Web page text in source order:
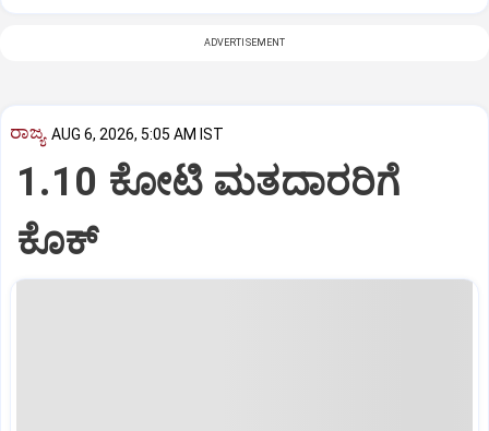
ADVERTISEMENT
ರಾಜ್ಯ AUG 6, 2026, 5:05 AM IST
1.10 ಕೋಟಿ ಮತದಾರರಿಗೆ
ಕೊಕ್‌